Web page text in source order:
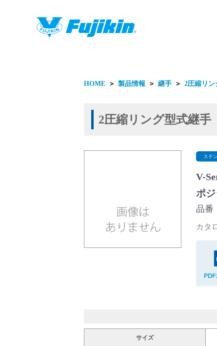
バルブ・継手・システムを探す
ダウンロード
製品情報
HOME ＞ 製品情報 ＞ 継手 ＞ 2圧縮リン
2圧縮リング型式継手
ステ
V-
ポ
品番
カタ
サイズ